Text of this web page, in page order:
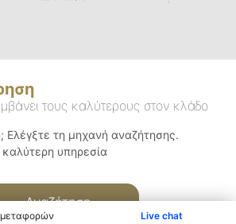
Live chat
τους καλύτερους στον κλάδο
Ελέγξτε τη μηχανή αναζήτησης.
υπηρεσία
Αναζήτηση